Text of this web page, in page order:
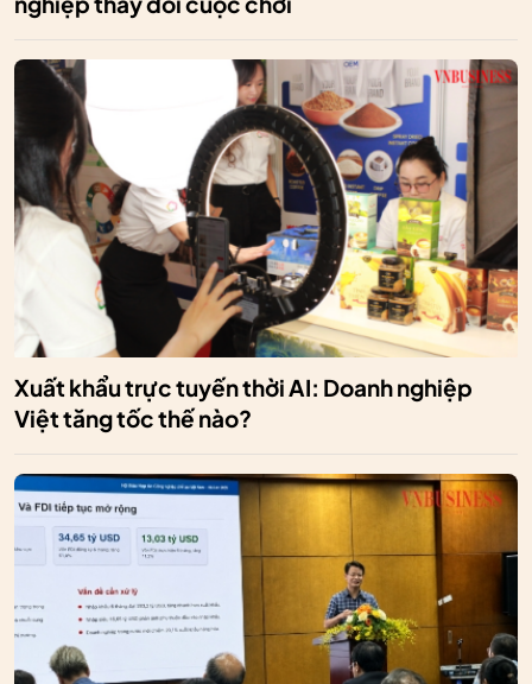
Xuất khẩu trực tuyến thời AI: Doanh nghiệp
Việt tăng tốc thế nào?